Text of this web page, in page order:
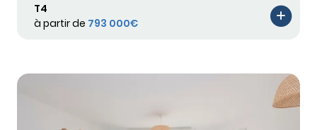
T4
à partir de 793 000€